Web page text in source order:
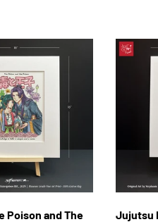
Poison and The
Jujutsu